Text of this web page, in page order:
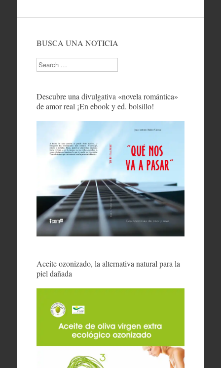
BUSCA UNA NOTICIA
Search
Descubre una divulgativa «novela romántica»
de amor real ¡En ebook y ed. bolsillo!
Aceite ozonizado, la alternativa natural para la
piel dañada